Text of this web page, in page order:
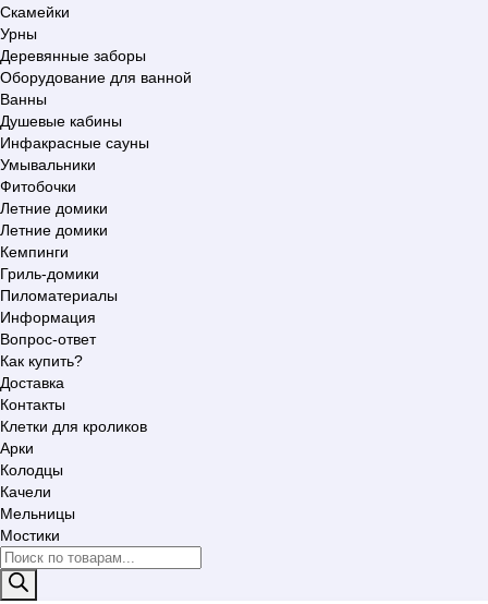
Скамейки
Урны
Деревянные заборы
Оборудование для ванной
Ванны
Душевые кабины
Инфакрасные сауны
Умывальники
Фитобочки
Летние домики
Летние домики
Кемпинги
Гриль-домики
Пиломатериалы
Информация
Вопрос-ответ
Как купить?
Доставка
Контакты
Клетки для кроликов
Арки
Колодцы
Качели
Мельницы
Мостики
Поиск
товаров